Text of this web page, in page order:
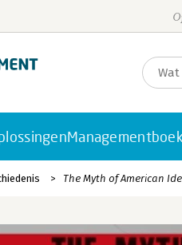
The Myth of American